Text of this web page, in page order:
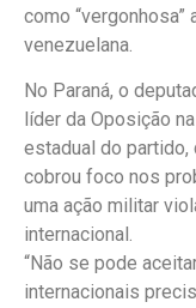
como
venezuelana.
No Paraná, o
líder da Oposição
estadual do partido,
cobrou foco nos
uma ação militar
internacional.
“Não se pode
internacionais